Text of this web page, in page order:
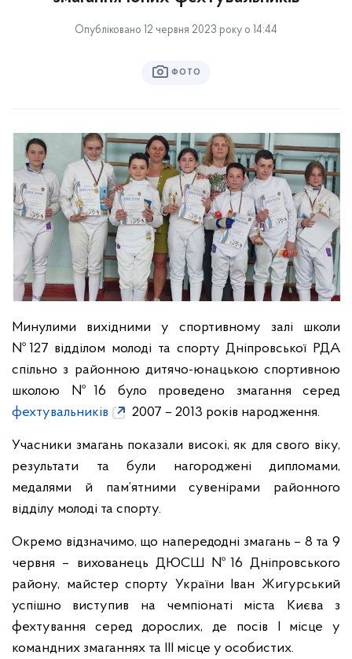
Опубліковано 12 червня 2023 року о 14:44
ФОТО
Минулими вихідними у спортивному залі школи
№127 відділом молоді та спорту Дніпровської РДА
спільно з районною дитячо-юнацькою спортивною
школою №16 було проведено змагання серед
фехтувальників
2007 – 2013 років народження.
Учасники змагань показали високі, як для свого віку,
результати та були нагороджені дипломами,
медалями й пам’ятними сувенірами районного
відділу молоді та спорту.
Окремо відзначимо, що напередодні змагань – 8 та 9
червня – вихованець ДЮСШ №16 Дніпровського
району, майстер спорту України Іван Жигурський
успішно виступив на чемпіонаті міста Києва з
фехтування серед дорослих, де посів І місце у
командних змаганнях та ІІІ місце у особистих.